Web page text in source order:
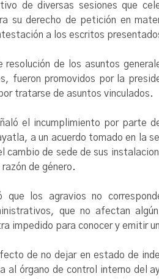
de diversas sesiones que
su derecho de petición en
a los escritos
resolución de los asuntos
fueron promovidos por la
tratarse de asuntos vinculados.
el incumplimiento por parte
a un acuerdo tomado en la
cambio de sede de sus
de género.
que los agravios no
que no afectan
impedido para conocer y emitir
de no dejar en estado de
al órgano de control interno del